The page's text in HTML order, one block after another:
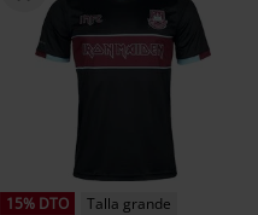
15% DTO
Talla grande